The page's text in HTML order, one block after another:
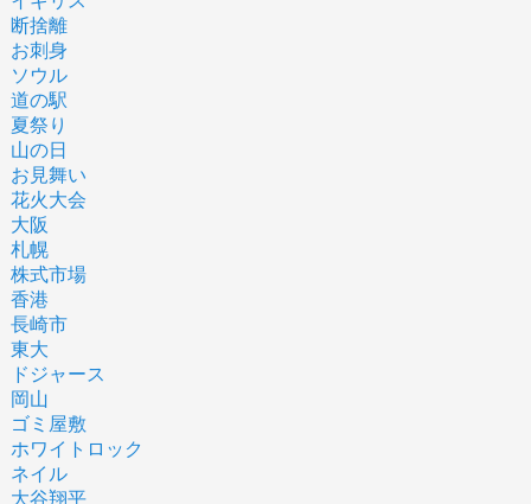
断捨離
お刺身
ソウル
道の駅
夏祭り
山の日
お見舞い
花火大会
大阪
札幌
株式市場
香港
長崎市
東大
ドジャース
岡山
ゴミ屋敷
ホワイトロック
ネイル
大谷翔平